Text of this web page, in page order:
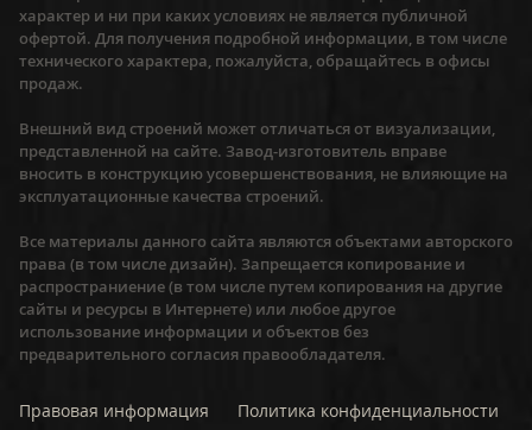
характер и ни при каких условиях не является публичной
офертой. Для получения подробной информации, в том числе
технического характера, пожалуйста, обращайтесь в офисы
продаж.
Внешний вид строений может отличаться от визуализации,
представленной на сайте. Завод-изготовитель вправе
вносить в конструкцию усовершенствования, не влияющие на
эксплуатационные качества строений.
Все материалы данного сайта являются объектами авторского
права (в том числе дизайн). Запрещается копирование и
распространиение (в том числе путем копирования на другие
сайты и ресурсы в Интернете) или любое другое
использование информации и объектов без
предварительного согласия правообладателя.
Правовая информация Политика конфиденциальности